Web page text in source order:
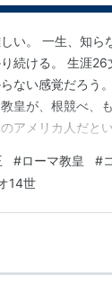
い。 一生、知ら
続ける。 生涯
ない感覚だろう
皇が、根競べ、
アメリカ人だと
そしてバチカン
語なども堪能だ
教科書で教わっ
から突然統一的
た。Why? そし…
#ローマ教皇 #
14世